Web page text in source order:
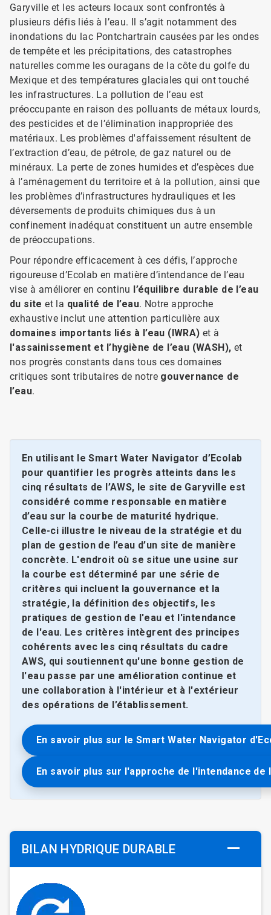
Garyville et les acteurs locaux sont confrontés à
plusieurs défis liés à l’eau. Il s’agit notamment des
inondations du lac Pontchartrain causées par les ondes
de tempête et les précipitations, des catastrophes
naturelles comme les ouragans de la côte du golfe du
Mexique et des températures glaciales qui ont touché
les infrastructures. La pollution de l’eau est
préoccupante en raison des polluants de métaux lourds,
des pesticides et de l’élimination inappropriée des
matériaux. Les problèmes d'affaissement résultent de
l’extraction d’eau, de pétrole, de gaz naturel ou de
minéraux. La perte de zones humides et d’espèces due
à l’aménagement du territoire et à la pollution, ainsi que
les problèmes d’infrastructures hydrauliques et les
déversements de produits chimiques dus à un
confinement inadéquat constituent un autre ensemble
de préoccupations.
Pour répondre efficacement à ces défis, l’approche
rigoureuse d’Ecolab en matière d’intendance de l’eau
vise à améliorer en continu l’équilibre durable de l’eau
du site et la qualité de l’eau. Notre approche
exhaustive inclut une attention particulière aux
domaines importants liés à l’eau (IWRA) et à
l'assainissement et l’hygiène de l’eau (WASH), et
nos progrès constants dans tous ces domaines
critiques sont tributaires de notre gouvernance de
l’eau.
En utilisant le Smart Water Navigator d’Ecolab
pour quantifier les progrès atteints dans les
cinq résultats de l’AWS, le site de Garyville est
considéré comme responsable en matière
d’eau sur la courbe de maturité hydrique.
Celle-ci illustre le niveau de la stratégie et du
plan de gestion de l’eau d’un site de manière
concrète. L'endroit où se situe une usine sur
la courbe est déterminé par une série de
critères qui incluent la gouvernance et la
stratégie, la définition des objectifs, les
pratiques de gestion de l'eau et l'intendance
de l'eau. Les critères intègrent des principes
cohérents avec les cinq résultats du cadre
AWS, qui soutiennent qu'une bonne gestion de
l'eau passe par une amélioration continue et
une collaboration à l'intérieur et à l'extérieur
des opérations de l’établissement.
En savoir plus sur le Smart Water Navigator
En savoir plus sur l'approche de l'intendance de
BILAN HYDRIQUE DURABLE